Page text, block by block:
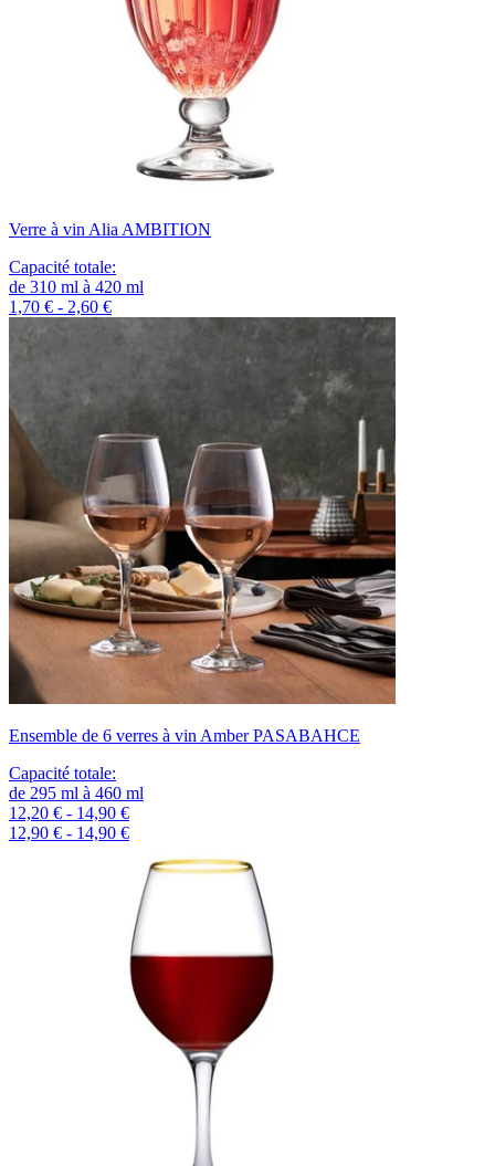
Verre à vin Alia AMBITION
Capacité totale:
de 310 ml à 420 ml
1,70 € - 2,60 €
Ensemble de 6 verres à vin Amber PASABAHCE
Capacité totale:
de 295 ml à 460 ml
12,20 € - 14,90 €
12,90 € - 14,90 €